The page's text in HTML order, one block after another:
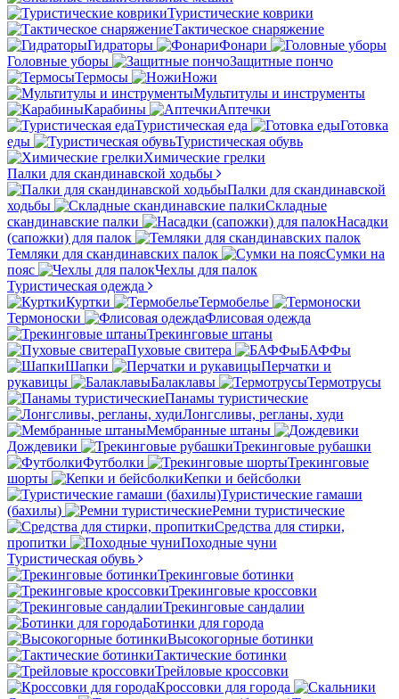
Туристические коврики
Тактическое снаряжение
Гидраторы
Фонари
Головные уборы
Защитные пончо
Термосы
Ножи
Мультитулы и инструменты
Карабины
Аптечки
Туристическая еда
Готовка
еды
Туристическая обувь
Химические грелки
Палки для скандинавской ходьбы
Палки для скандинавской
ходьбы
Складные
скандинавские палки
Насадки
(сапожки) для палок
Темляки для скандинавских палок
Сумки на
пояс
Чехлы для палок
Туристическая одежда
Куртки
Термобелье
Термоноски
Флисовая одежда
Трекинговые штаны
Пуховые свитера
БАФФы
Шапки
Перчатки и
рукавицы
Балаклавы
Термотрусы
Панамы туристические
Лонгсливы, регланы, худи
Мембранные штаны
Дождевики
Трекинговые рубашки
Футболки
Трекинговые
шорты
Кепки и бейсболки
Туристические гамаши
(бахилы)
Ремни туристические
Средства для стирки,
пропитки
Походные чуни
Туристическая обувь
Трекинговые ботинки
Трекинговые кроссовки
Трекинговые сандалии
Ботинки для города
Высокогорные ботинки
Тактические ботинки
Трейловые кроссовки
Кроссовки для города